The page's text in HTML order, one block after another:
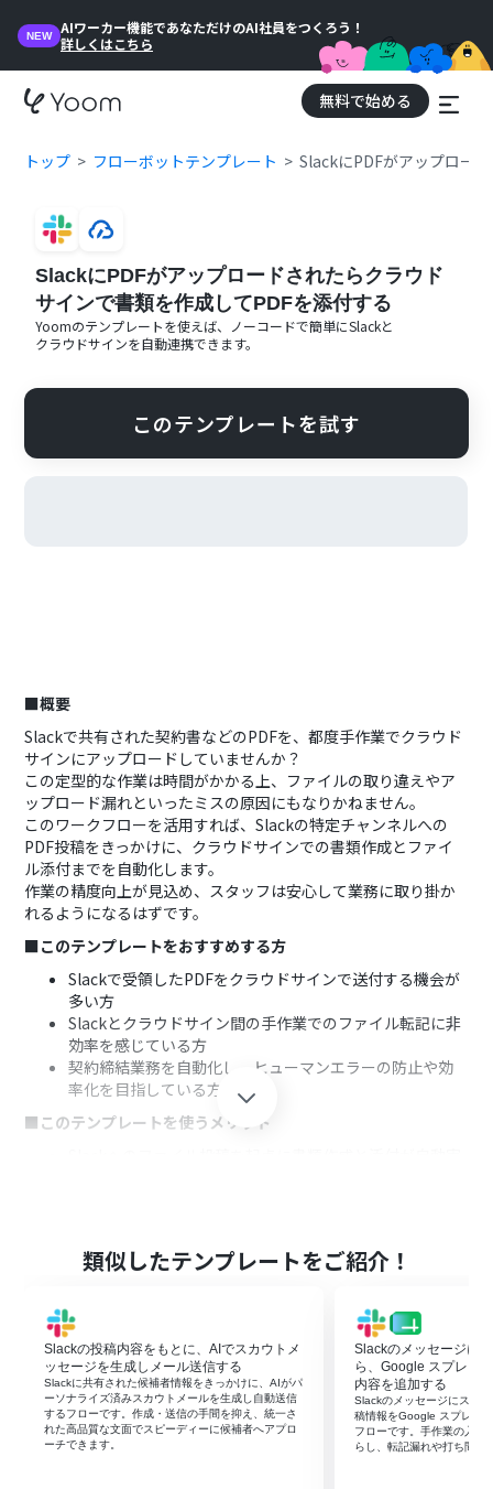
NEW
AIワーカー機能であなただけのAI社員をつくろう！
詳しくはこちら
無料で始める
トップ フローボットテンプレート SlackにPDFがアップロー
SlackにPDFがアップロードされたらクラウド
サインで書類を作成してPDFを添付する
Yoomのテンプレートを使えば、ノーコードで簡単にSlackと
クラウドサインを自動連携できます。
このテンプレートを試す
■概要
Slackで共有された契約書などのPDFを、都度手作業でクラウド
サインにアップロードしていませんか？
この定型的な作業は時間がかかる上、ファイルの取り違えやア
ップロード漏れといったミスの原因にもなりかねません。
このワークフローを活用すれば、Slackの特定チャンネルへの
PDF投稿をきっかけに、クラウドサインでの書類作成とファイ
ル添付までを自動化します。
作業の精度向上が見込め、スタッフは安心して業務に取り掛か
れるようになるはずです。
■このテンプレートをおすすめする方
Slackで受領したPDFをクラウドサインで送付する機会が
多い方
Slackとクラウドサイン間の手作業でのファイル転記に非
効率を感じている方
契約締結業務を自動化し、ヒューマンエラーの防止や効
率化を目指している方
■このテンプレートを使うメリット
エラーを防ぎます。
はじめに、SlackとクラウドサインをYoomと連携しま
す。
次に、トリガーでSlackの「ファイルがチャンネルに投稿
されたら」というアクションを設定します。
続いて、オペレーションでSlackの「投稿されたファイル
をダウンロード」アクションを設定し、トリガーで投稿さ
類似したテンプレートをご紹介！
Slackの投稿内容をもとに、AIでスカウトメ
ッセージを生成しメール送信する
Slackに共有された候補者情報をきっかけに、AIがパ
ーソナライズ済みスカウトメールを生成し自動送信
するフローです。作成・送信の手間を抑え、統一さ
れた高品質な文面でスピーディーに候補者へアプロ
ーチできます。
Slackのメッセージに
ら、Google スプレッ
内容を追加する
Slackのメッセージにスタ
稿情報をGoogle スプレッ
フローです。手作業の入力
らし、転記漏れや打ち間違